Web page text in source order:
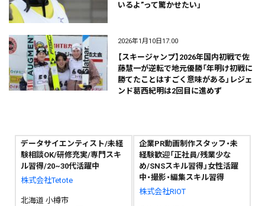
いるよ”って驚かせたい」
2026年1月10日17:00
【スキージャンプ】2026年国内初戦で佐
藤慧一が逆転で地元優勝「年明け初戦に
勝てたことはすごく意味がある」レジェ
ンド葛西紀明は2回目に進めず
データサイエンティスト/未経
験相談OK/研修充実/専門スキ
ル習得/20~30代活躍中
株式会社Tetote
北海道 小樽市
企業PR動画制作スタッフ・未
経験歓迎「正社員/残業少な
め/SNSスキル習得」女性活躍
中・撮影・編集スキル習得
株式会社RIOT